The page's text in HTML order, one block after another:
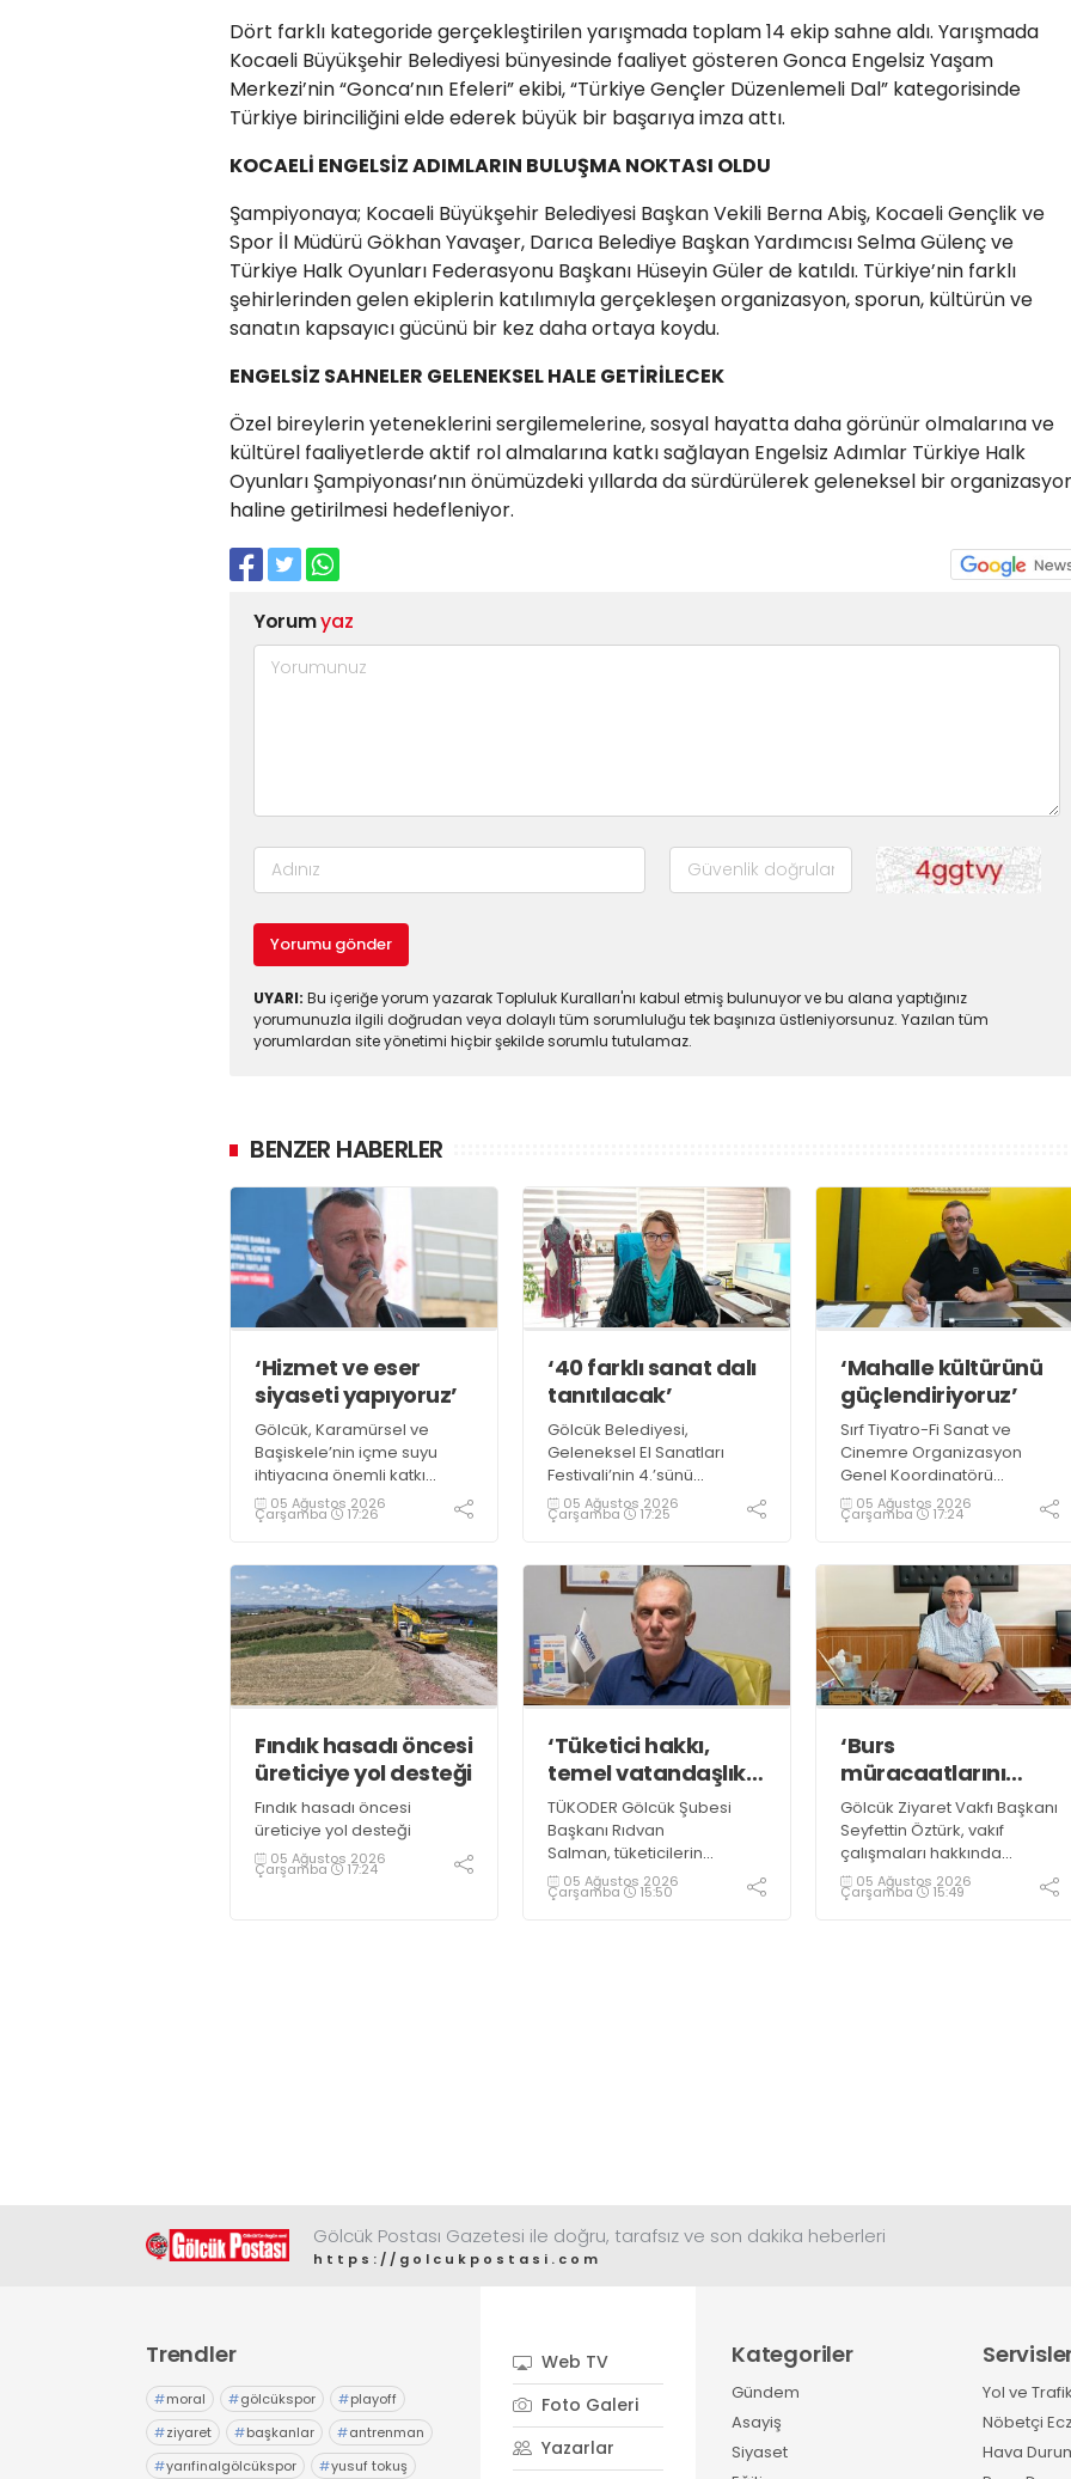
Dört farklı kategoride gerçekleştirilen yarışmada toplam 14 ekip sahne aldı. Yarışmada
Kocaeli Büyükşehir Belediyesi bünyesinde faaliyet gösteren Gonca Engelsiz Yaşam
Merkezi’nin “Gonca’nın Efeleri” ekibi, “Türkiye Gençler Düzenlemeli Dal” kategorisinde
Türkiye birinciliğini elde ederek büyük bir başarıya imza attı.
KOCAELİ ENGELSİZ ADIMLARIN BULUŞMA NOKTASI OLDU
Şampiyonaya; Kocaeli Büyükşehir Belediyesi Başkan Vekili Berna Abiş, Kocaeli Gençlik ve
Spor İl Müdürü Gökhan Yavaşer, Darıca Belediye Başkan Yardımcısı Selma Gülenç ve
Türkiye Halk Oyunları Federasyonu Başkanı Hüseyin Güler de katıldı. Türkiye’nin farklı
şehirlerinden gelen ekiplerin katılımıyla gerçekleşen organizasyon, sporun, kültürün ve
sanatın kapsayıcı gücünü bir kez daha ortaya koydu.
ENGELSİZ SAHNELER GELENEKSEL HALE GETİRİLECEK
Özel bireylerin yeteneklerini sergilemelerine, sosyal hayatta daha görünür olmalarına ve
kültürel faaliyetlerde aktif rol almalarına katkı sağlayan Engelsiz Adımlar Türkiye Halk
Oyunları Şampiyonası’nın önümüzdeki yıllarda da sürdürülerek geleneksel bir
haline getirilmesi hedefleniyor.
Yorumyaz
Yorumu gönder
UYARI: Bu içeriğe yorum yazarak Topluluk Kuralları'nı kabul etmiş bulunuyor ve bu alana yaptığınız
yorumunuzla ilgili doğrudan veya dolaylı tüm sorumluluğu tek başınıza üstleniyorsunuz. Yazılan tüm
yorumlardan site yönetimi hiçbir şekilde sorumlu tutulamaz.
BENZER HABERLER
‘Hizmet ve eser
siyaseti yapıyoruz’
Gölcük, Karamürsel ve
Başiskele’nin içme suyu
ihtiyacına önemli katkı
sağlayacak “İhsaniye Barajı,
Karamürsel İçme Suyu
Hatları” projesinin tanıtım
töreninde konuşan
Büyükşehir Belediye
Başkanı Tahir Büyükakın,
“Hizmet ve eser siyaseti
gündemimizden hiç
çıkmadı” dedi
05 Ağustos 2026
Çarşamba 17:26
‘40 farklı sanat dalı
tanıtılacak’
Gölcük Belediyesi,
Geleneksel El Sanatları
Festivali’nin 4.’sünü
gerçekleştirmeye
hazırlanıyor. Festival
Camkıran, 7-9 Ağustos
tarihlerinde gerçekleşecek
organizasyon hakkında
yaptığı açıklamada,
“Yaklaşık 40 farklı sanat dalı
tanıtılacak” dedi
05 Ağustos 2026
Çarşamba 17:25
‘Mahalle kültürünü
güçlendiriyoruz’
Sırf Tiyatro-Fi Sanat ve
Cinemre Organizasyon
Genel Koordinatörü
Mehmet
Cinemre, faaliyetleri
açıklamada,
“Etkinliklerimizde mahalle
kültürünü ve birlik beraberlik
duygusunu güçlendirmeyi
hedefliyoruz” dedi
05 Ağustos 2026
Çarşamba 17:24
Fındık hasadı öncesi
üreticiye yol desteği
Fındık hasadı öncesi
üreticiye yol desteği
05 Ağustos 2026
Çarşamba 17:24
‘Tüketici hakkı,
temel vatandaşlık
hakkıdır’
TÜKODER Gölcük Şubesi
Başkanı Rıdvan
Salman, tüketicilerin
karşılaştıkları sorunlar ve
bunlara dair alınabilecek
05 Ağustos 2026
Çarşamba 15:50
‘Burs
müracaatlarını
almaya başladık’
Gölcük Ziyaret Vakfı Başkanı
Seyfettin Öztürk, vakıf
çalışmaları hakkında
açıklamalarda bulundu.
Öztürk, “Vakfımız, hayır
05 Ağustos 2026
Çarşamba 15:49
Gölcük Postası Gazetesi ile doğru, tarafsız ve son dakika heberleri
https://golcukpostasi.com
Trendler
#moral #gölcükspor #playoff
#ziyaret #başkanlar #antrenman
#yarıfinalgölcükspor #yusuf tokuş
Web TV
Foto Galeri
Yazarlar
Kategoriler
Gündem
Asayiş
Siyaset
Yol ve
Nöbetçi
Hava